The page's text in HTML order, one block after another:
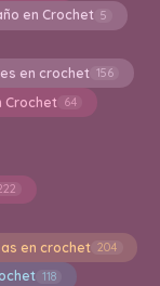
en Crochet 5
en crochet 156
Crochet 64
en crochet 204
118